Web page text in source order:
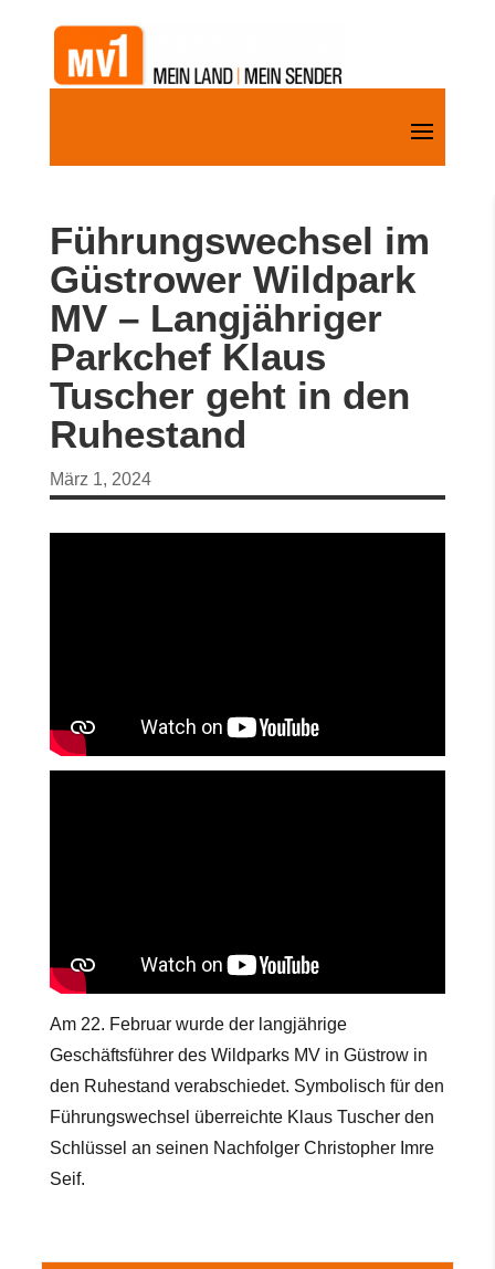
Führungswechsel im
Güstrower Wildpark
MV – Langjähriger
Parkchef Klaus
Tuscher geht in den
Ruhestand
März 1, 2024
Am 22. Februar wurde der langjährige
Geschäftsführer des Wildparks MV in Güstrow in
den Ruhestand verabschiedet. Symbolisch für den
Führungswechsel überreichte Klaus Tuscher den
Schlüssel an seinen Nachfolger Christopher Imre
Seif.